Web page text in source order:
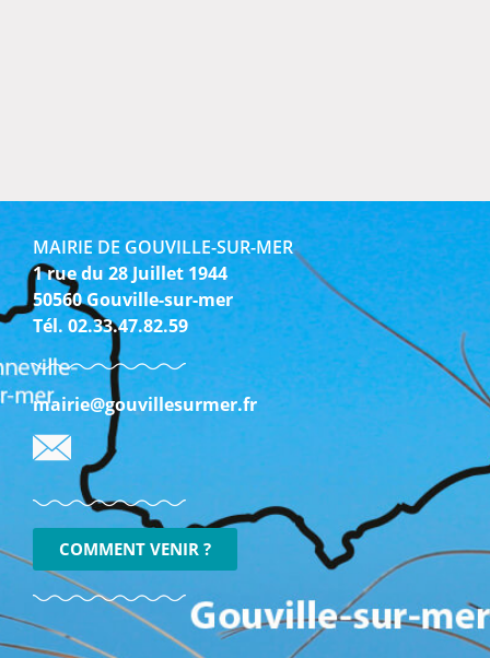
MAIRIE DE GOUVILLE-SUR-MER
1 rue du 28 Juillet 1944
50560 Gouville-sur-mer
Tél. 02.33.47.82.59
mairie@gouvillesurmer.fr
COMMENT VENIR ?